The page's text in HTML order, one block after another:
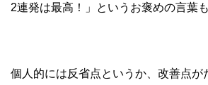
2連発は最高！」というお褒めの言葉
個人的には反省点というか、改善点が